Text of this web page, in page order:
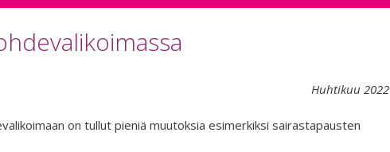
Huhtikuu 2022
on tullut pieniä muutoksia esimerkiksi sairastapausten